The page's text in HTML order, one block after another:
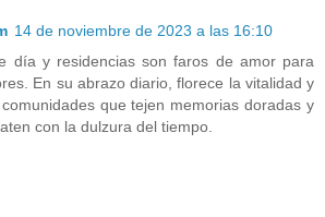
14 de noviembre de 2023 a las 16:10
día y residencias son faros de amor para
En su abrazo diario, florece la vitalidad y
que tejen memorias doradas y
con la dulzura del tiempo.